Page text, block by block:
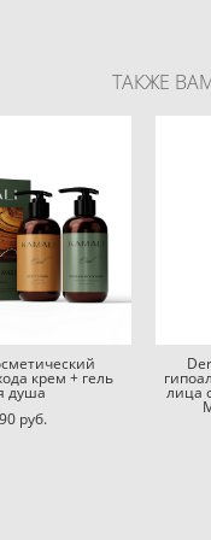
ТАКЖЕ
крем + гель
душа
pуб.
лица